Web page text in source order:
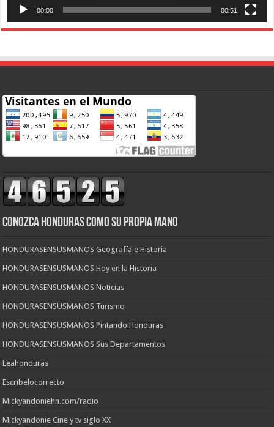
00:00 00:51
CONOZCA HONDURAS COMO SU PROPIA MANO
HONDURASENSUSMANOS Geografía e Historia
HONDURASENSUSMANOS Hoy en la Historia
HONDURASENSUSMANOS Noticias
HONDURASENSUSMANOS Turismo
HONDURASENSUSMANOS Pintando Honduras
HONDURASENSUSMANOS Sus Departamentos
Leahonduras
Escribelocorrecto
Mickyandoniehn.com/radio
Mickyandonie Cine y tv siglo XX